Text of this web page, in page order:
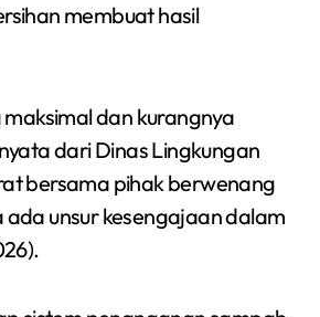
membuat hasil
dan kurangnya
dari Dinas Lingkungan
bersama pihak berwenang
unsur kesengajaan dalam